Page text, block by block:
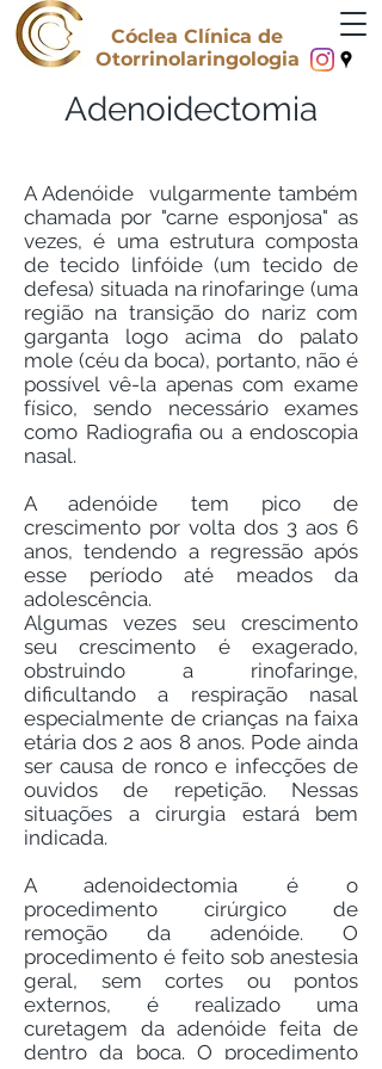
Cóclea Clínica de
Otorrinolaringologia
Adenoidectomia
A Adenóide vulgarmente também
chamada por "carne esponjosa" as
vezes, é uma estrutura composta
de tecido linfóide (um tecido de
defesa) situada na rinofaringe (uma
região na transição do nariz com
garganta logo acima do palato
mole (céu da boca), portanto, não é
possível vê-la apenas com exame
físico, sendo necessário exames
como Radiografia ou a endoscopia
nasal.
A adenóide tem pico de
crescimento por volta dos 3 aos 6
anos, tendendo a regressão após
esse período até meados da
adolescência.
Algumas vezes seu crescimento
seu crescimento é exagerado,
obstruindo a rinofaringe,
dificultando a respiração nasal
especialmente de crianças na faixa
etária dos 2 aos 8 anos. Pode ainda
ser causa de ronco e infecções de
ouvidos de repetição. Nessas
situações a cirurgia estará bem
indicada.
A adenoidectomia é o
procedimento cirúrgico de
remoção da adenóide. O
procedimento é feito sob anestesia
geral, sem cortes ou pontos
externos, é realizado uma
curetagem da adenóide feita de
dentro da boca. O procedimento